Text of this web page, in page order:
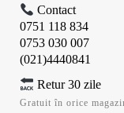
Contact
0751 118 834
0753 030 007
(021)4440841
Retur 30 zile
Gratuit în orice